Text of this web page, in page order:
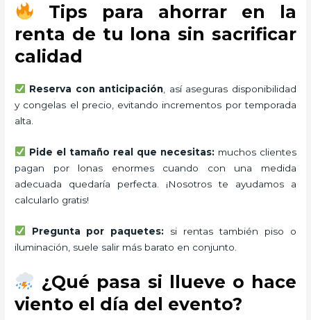
Tips para ahorrar en la
renta de tu lona sin sacrificar
calidad
Reserva con anticipación , así aseguras disponibilidad
y congelas el precio, evitando incrementos por temporada
alta.
Pide el tamaño real que necesitas:muchos clientes
pagan por lonas enormes cuando con una medida
adecuada quedaría perfecta. ¡Nosotros te ayudamos a
calcularlo gratis!
Pregunta por paquetes: si rentas también piso o
iluminación, suele salir más barato en conjunto.
¿Qué pasa si llueve o hace
viento el día del evento?